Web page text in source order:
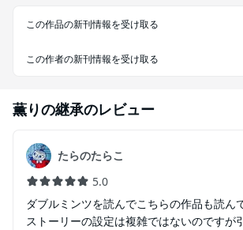
この作品の新刊情報を受け取る
この作者の新刊情報を受け取る
薫りの継承のレビュー
たらのたらこ
5.0
ダブルミンツを読んでこちらの作品も読ん
ストーリーの設定は複雑ではないのですが